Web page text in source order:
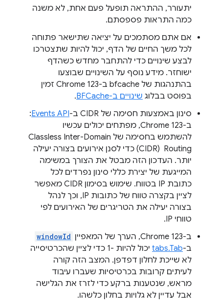
יתעורר, ההתראה תופעל פעם אחת, לא משנה
כמה התראות פספסתם.
אם אתם מסתמכים על יציאה שתישאר פתוחה
לכל משך החיים של הדף, יכול להיות שתצטרכו
לבצע שינויים כדי להתחבר מחדש כשהדף
ישוחזר. מידע נוסף על השינויים שבוצעו
בהתנהגות של bfcache ב-Chrome 123 זמין
בפוסט בבלוג שינויים ב-BFCache
.
סינון באמצעות חסימה של CIDR ב-
Events API
:
ב-Chrome 123, מפתחים יכולים עכשיו
להשתמש בחסימה של Classless Inter-Domain
Routing ‏ (CIDR) כדי לסנן אירועים בצורה יעילה
יותר. העדכון הזה מבטל את הצורך במשימה
המייגעת של יצירת כללי סינון נפרדים לכל
כתובת IP בטווח. שימוש בסימון CIDR מאפשר
לציין בקצרה טווח של כתובות IP, וכך לנהל
בצורה יעילה את הטריגרים של האירועים לפי
טווחי IP.
ב-Chrome 123, הערך של המאפיין
windowId
ב-tabs.Tab
יכול להיות -1 כדי לציין שהכרטיסייה
לא שייכת לחלון דפדפן. המצב הזה קורה
לעיתים קרובות בכרטיסיות שעברו עיבוד
מראש, שנטענות ברקע כדי לזרז את הגלישה
אבל עדיין לא גלויות בחלון כלשהו.